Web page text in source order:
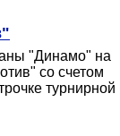
"Динамо" на
со счетом
турнирной